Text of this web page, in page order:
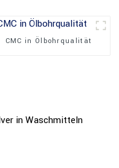
CMC in Ölbohrqualität